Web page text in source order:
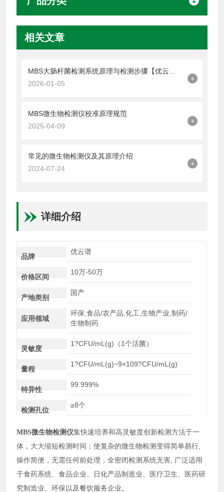
相关文章
MBS大肠杆菌检测系统原理与检测步骤【优云谱】
2026-01-05
+
MBS微生物检测仪校准原理规范
2025-04-09
+
常见的微生物检测仪及其原理介绍
2024-07-24
+
详细介绍
品牌
优云谱
价格区间
10万-50万
产地类别
国产
应用领域
环保,食品/农产品,化工,生物产业,制药/
生物制药
灵敏度
1?CFU/mL(g)（1个活菌）
量程
1?CFU/mL(g)~9×109?CFU/mL(g)
特异性
99.999%
检测孔位
≥8个
MBS微生物检测仪集快速培养和高灵敏度创新检测方法于一
体，大大缩短检测时间；使复杂的微生物检测变得简单易行,
操作简便，无需任何前处理，全密闭检测系统无害, 广泛适用
于食药系统、食品企业、日化产品制造业、医疗卫生、医药研
究制造业、环保以及餐饮服务企业。